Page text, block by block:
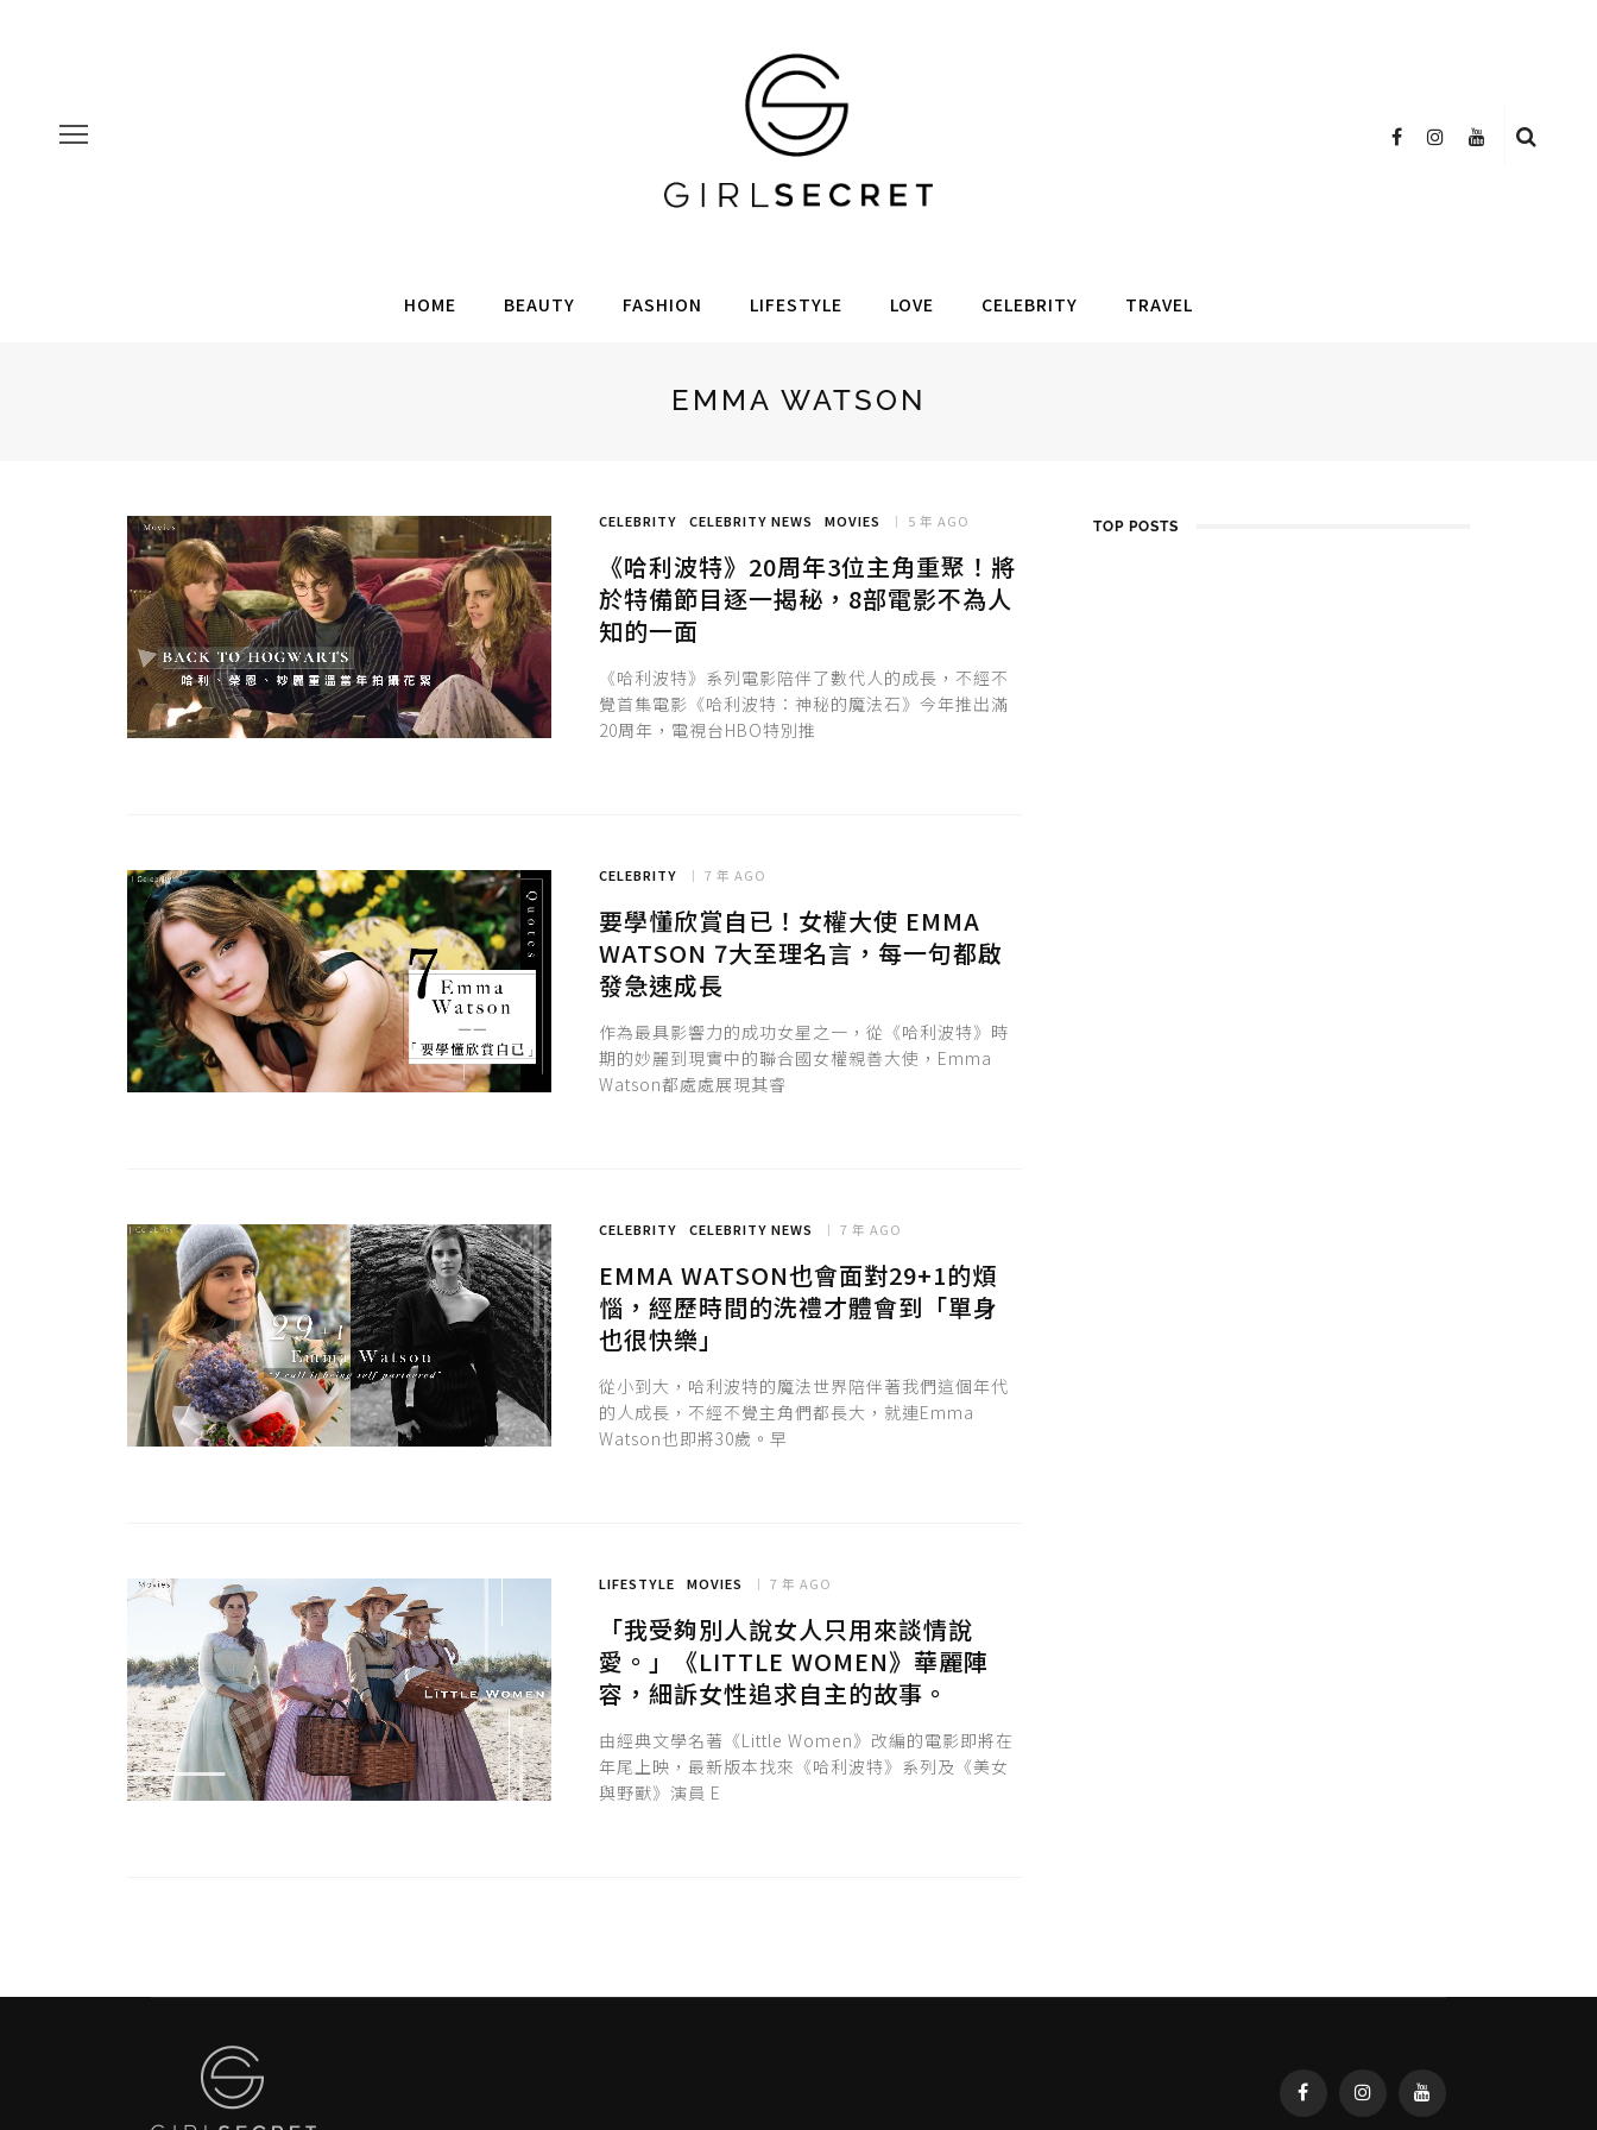
HOME BEAUTY FASHION LIFESTYLE LOVE CELEBRITY TRAVEL
EMMA WATSON
CELEBRITY CELEBRITY NEWS MOVIES 5 年 AGO
《哈利波特》20周年3位主角重聚！將
於特備節目逐一揭秘，8部電影不為人
知的一面
《哈利波特》系列電影陪伴了數代人的成長，不經不
覺首集電影《哈利波特：神秘的魔法石》今年推出滿
20周年，電視台HBO特別推
CELEBRITY 7 年 AGO
要學懂欣賞自已！女權大使 EMMA
WATSON 7大至理名言，每一句都啟
發急速成長
作為最具影響力的成功女星之一，從《哈利波特》時
期的妙麗到現實中的聯合國女權親善大使，Emma
Watson都處處展現其睿
CELEBRITY CELEBRITY NEWS 7 年 AGO
EMMA WATSON也會面對29+1的煩
惱，經歷時間的洗禮才體會到「單身
也很快樂」
從小到大，哈利波特的魔法世界陪伴著我們這個年代
的人成長，不經不覺主角們都長大，就連Emma
Watson也即將30歲。早
LIFESTYLE MOVIES 7 年 AGO
「我受夠別人說女人只用來談情說
愛。」《LITTLE WOMEN》華麗陣
容，細訴女性追求自主的故事。
由經典文學名著《Little Women》改編的電影即將在
年尾上映，最新版本找來《哈利波特》系列及《美女
與野獸》演員 E
TOP POSTS